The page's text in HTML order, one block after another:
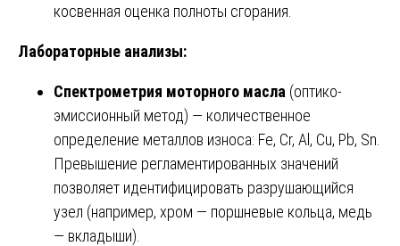
косвенная оценка полноты сгорания.
Лабораторные анализы:
Спектрометрия моторного масла (оптико-
эмиссионный метод) — количественное
определение металлов износа: Fe, Cr, Al, Cu, Pb, Sn.
Превышение регламентированных значений
позволяет идентифицировать разрушающийся
узел (например, хром — поршневые кольца, медь
— вкладыши).